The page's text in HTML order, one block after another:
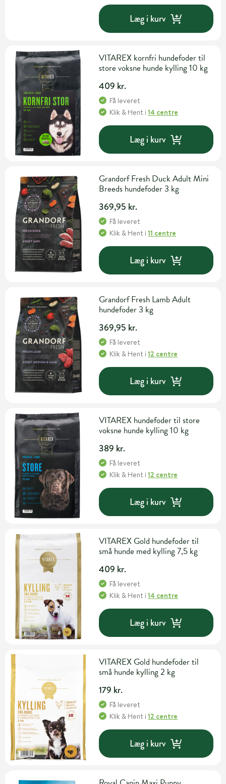
Læg i kurv
VITAREX kornfri hundefoder til
store voksne hunde kylling 10 kg
409 kr.
Få leveret
Klik & Hent i14 centre
Læg i kurv
Grandorf Fresh Duck Adult Mini
Breeds hundefoder 3 kg
369,95 kr.
Få leveret
Klik & Hent i11 centre
Læg i kurv
Grandorf Fresh Lamb Adult
hundefoder 3 kg
369,95 kr.
Få leveret
Klik & Hent i12 centre
Læg i kurv
VITAREX hundefoder til store
voksne hunde kylling 10 kg
389 kr.
Få leveret
Klik & Hent i12 centre
Læg i kurv
VITAREX Gold hundefoder til
små hunde med kylling 7,5 kg
409 kr.
Få leveret
Klik & Hent i14 centre
Læg i kurv
VITAREX Gold hundefoder til
små hunde kylling 2 kg
179 kr.
Få leveret
Klik & Hent i12 centre
Læg i kurv